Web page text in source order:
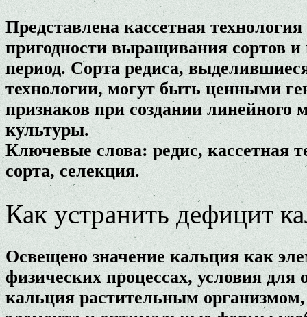
Представлена кассетная
пригодности выращивания сортов
период. Сорта редиса,
технологии, могут быть ценными
признаков при создании линейного
культуры.
Ключевые слова: редис, кассетная
сорта, селекция.
Как устранить дефицит
Освещено значение кальция как
физических процессах, условия
кальция растительным